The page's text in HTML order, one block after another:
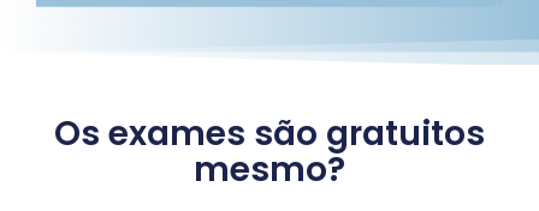
Os exames são gratuitos
mesmo?